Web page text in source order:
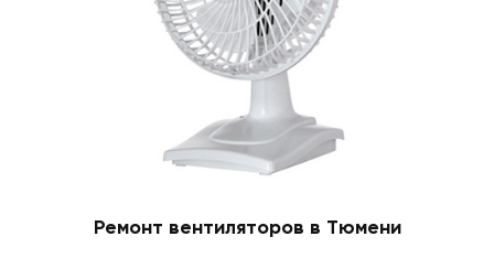
Ремонт вентиляторов в Тюмени